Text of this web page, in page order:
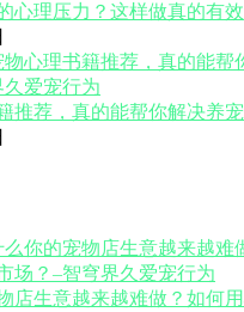
心理压力？这样做真的有效
推荐，真的能帮你解决养
店生意越来越难做？如何